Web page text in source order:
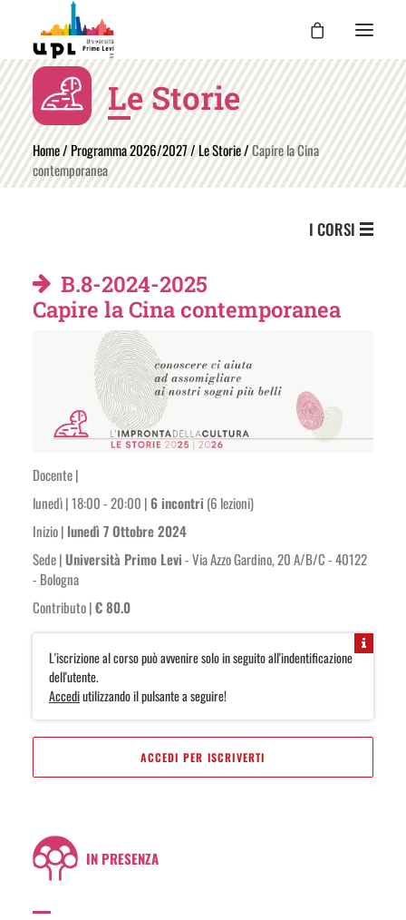
UPL
I CORSI
LE ATTIVITÀ
Home/Programma 2026/2027/Le Storie/Capire la Cina
contemporanea
Le Storie
I CORSI
B.8-2024-2025
Capire la Cina contemporanea
Docente |
lunedì | 18:00 - 20:00 |6 incontri (6 lezioni)
Inizio | lunedì 7 Ottobre 2024
Sede |Università Primo Levi- Via Azzo Gardino, 20 A/B/C - 40122
- Bologna
Contributo |€ 80.0
L'iscrizione al corso può avvenire solo in seguito all'indentificazione
dell'utente.
Accediutilizzando il pulsante a seguire!
ACCEDI PER ISCRIVERTI
IN PRESENZA